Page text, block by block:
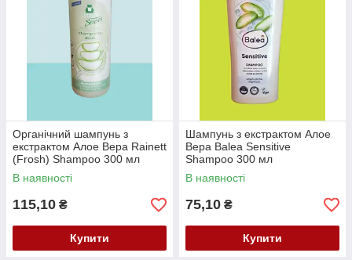
Органічний шампунь з
екстрактом Алое Вера Rainett
(Frosh) Shampoo 300 мл
В наявності
115,10 ₴
Купити
Шампунь з екстрактом Алое
Вера Balea Sensitive
Shampoo 300 мл
В наявності
75,10 ₴
Купити